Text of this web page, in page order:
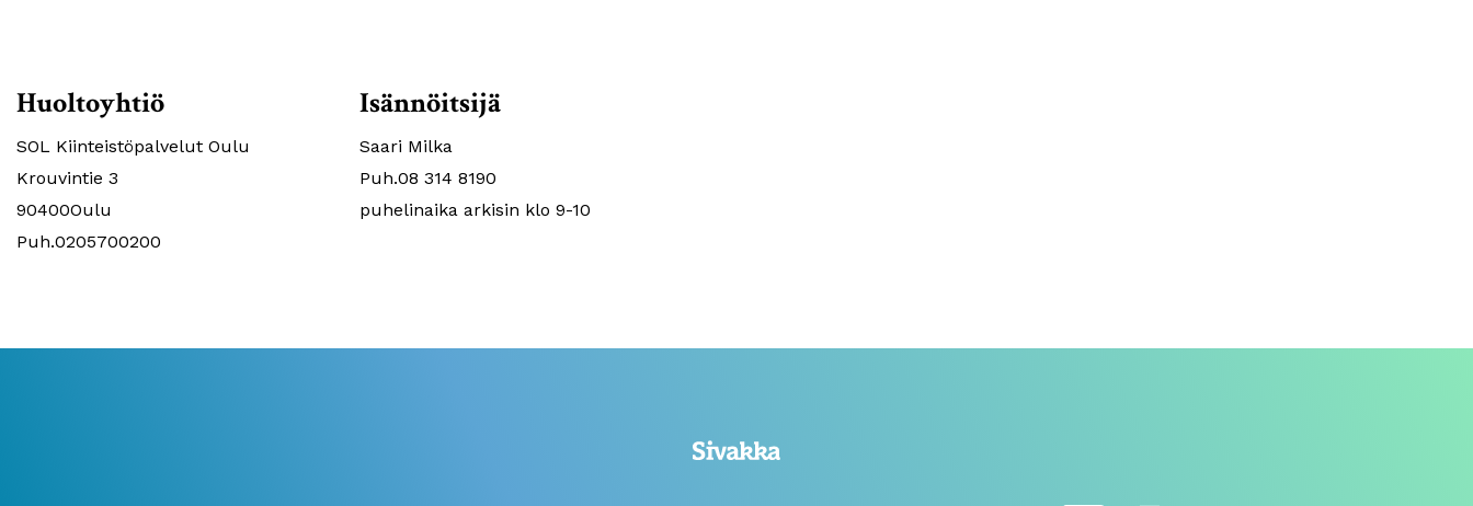
Huoltoyhtiö
SOL Kiinteistöpalvelut Oulu
Krouvintie 3
90400Oulu
Puh.0205700200
Isännöitsijä
Saari Milka
Puh.08 314 8190
puhelinaika arkisin klo 9-10